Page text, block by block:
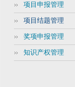
项目申报管理
项目结题管理
奖项申报管理
知识产权管理